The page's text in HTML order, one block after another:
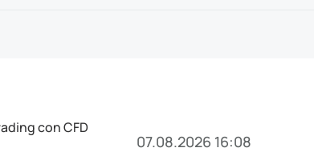
con CFD
07.08.2026 16:08